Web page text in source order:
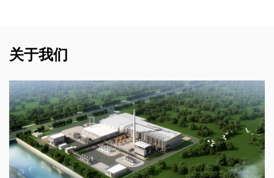
关于我们